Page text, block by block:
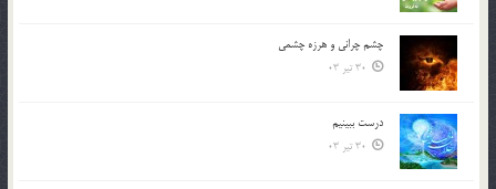
چشم ‏چرانى و هرزه‏ چشمى
30 تیر 03
درست ببينيم
30 تیر 03